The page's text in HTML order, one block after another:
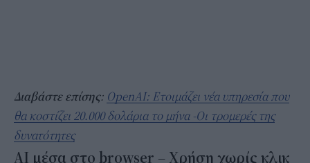
Διαβάστε επίσης: OpenAI: Ετοιμάζει νέα υπηρεσία που
θα κοστίζει 20.000 δολάρια το μήνα -Οι τρομερές της
δυνατότητες
AI μέσα στο browser – Χρήση χωρίς κλικ